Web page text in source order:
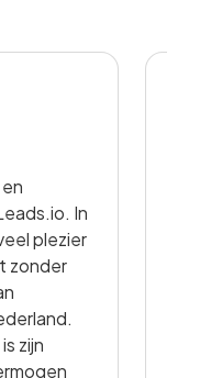
In
plezier
zonder
zijn